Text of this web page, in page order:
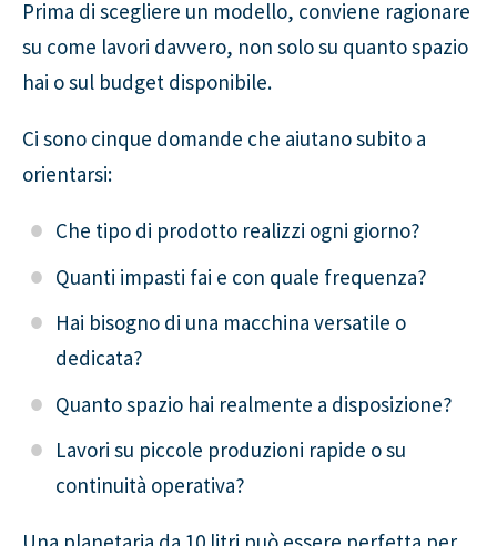
Prima di scegliere un modello, conviene ragionare
su come lavori davvero, non solo su quanto spazio
hai o sul budget disponibile.
Ci sono cinque domande che aiutano subito a
orientarsi:
Che tipo di prodotto realizzi ogni giorno?
Quanti impasti fai e con quale frequenza?
Hai bisogno di una macchina versatile o
dedicata?
Quanto spazio hai realmente a disposizione?
Lavori su piccole produzioni rapide o su
continuità operativa?